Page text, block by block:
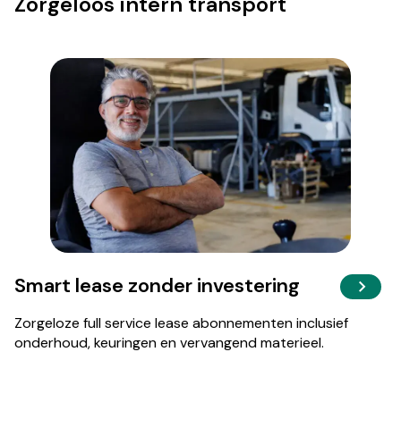
Smart lease zonder investering
Zorgeloze full service lease abonnementen inclusief
onderhoud, keuringen en vervangend materieel.